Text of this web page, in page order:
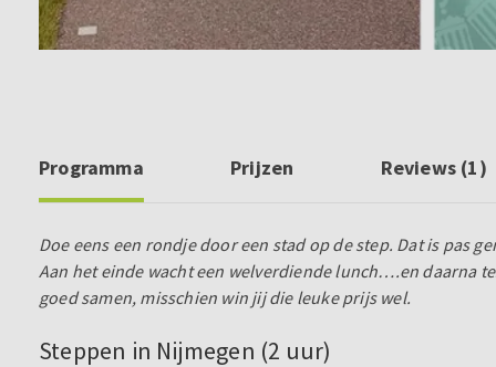
Programma Prijzen Reviews (1)
Doe eens een rondje door een stad op de step. Dat is pas
Aan het einde wacht een welverdiende lunch….en daarna
goed samen, misschien win jij die leuke prijs wel.
Steppen in Nijmegen (2 uur)